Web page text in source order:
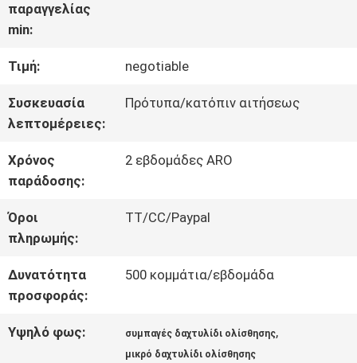
ΕΡΓΟΣΤΑΣΊΩΝ
ΠΟΙΟΤΙΚΌΣ
ΈΛΕΓΧΟΣ
ΜΑΣ
ΕΛΆΤΕ
ΣΕ
ΕΠΑΦΉ
παραγγελίας
min:
Τιμή: negotiable
Συσκευασία
λεπτομέρειες:
Πρότυπα/κατόπιν αιτήσεως
Χρόνος
παράδοσης:
2 εβδομάδες ARO
Όροι
πληρωμής:
TT/CC/Paypal
Δυνατότητα
προσφοράς:
500 κομμάτια/εβδομάδα
Υψηλό φως: συμπαγές δαχτυλίδι ολίσθησης,
μικρό δαχτυλίδι ολίσθησης